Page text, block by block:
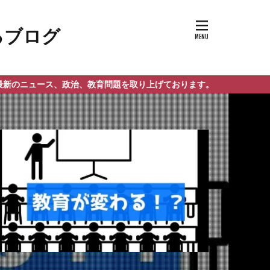
治、教育問題を取り上げております。